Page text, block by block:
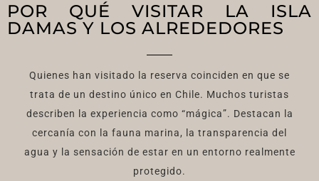
POR QUÉ VISITAR LA ISLA
DAMAS Y LOS ALREDEDORES
Quienes han visitado la reserva coinciden en que se
trata de un destino único en Chile. Muchos turistas
describen la experiencia como “mágica”. Destacan la
cercanía con la fauna marina, la transparencia del
agua y la sensación de estar en un entorno realmente
protegido.